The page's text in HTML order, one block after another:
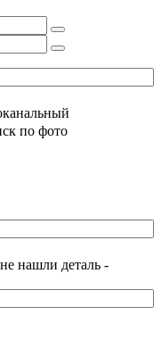
по фото
нашли деталь -